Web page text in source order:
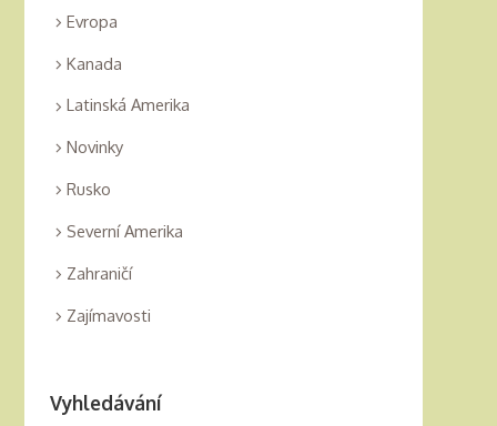
Evropa
Kanada
Latinská Amerika
Novinky
Rusko
Severní Amerika
Zahraničí
Zajímavosti
Vyhledávání